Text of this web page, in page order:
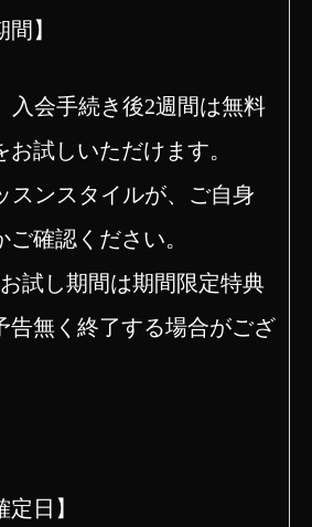
】
入会手続き後2週間は無料
試しいただけます。
スンスタイルが、ご自身
確認ください。
試し期間は期間限定特典
告無く終了する場合がござ
定日】